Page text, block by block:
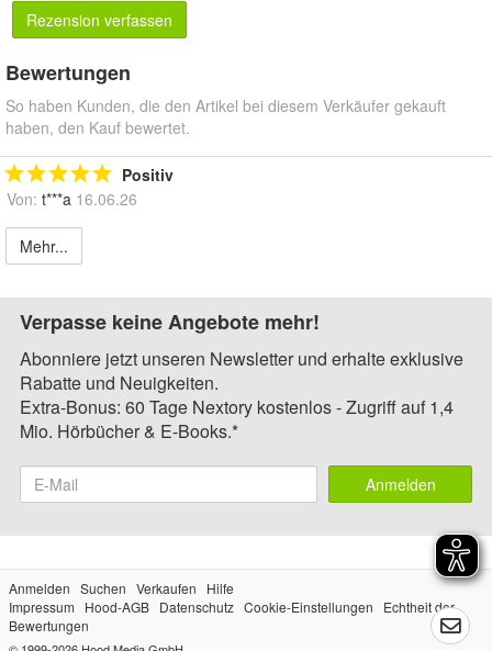
Rezension verfassen
Bewertungen
So haben Kunden, die den Artikel bei diesem Verkäufer gekauft
haben, den Kauf bewertet.
Positiv
Von: t***a 16.06.26
Mehr...
Verpasse keine Angebote mehr!
Abonniere jetzt unseren Newsletter und erhalte exklusive
Rabatte und Neuigkeiten.
Extra-Bonus: 60 Tage Nextory kostenlos - Zugriff auf 1,4
Mio. Hörbücher & E-Books.*
Anmelden
Anmelden Suchen Verkaufen
Hilfe
Impressum
Hood-AGB Datenschutz Cookie-Einstellungen
Echtheit der
Bewertungen